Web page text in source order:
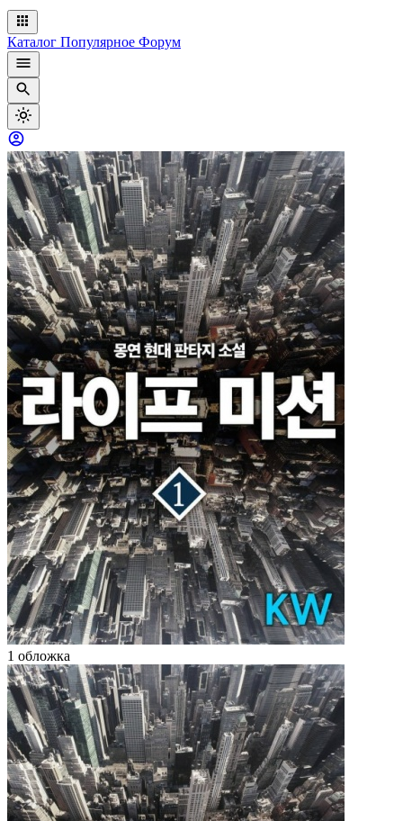
Каталог Популярное Форум
1 обложка